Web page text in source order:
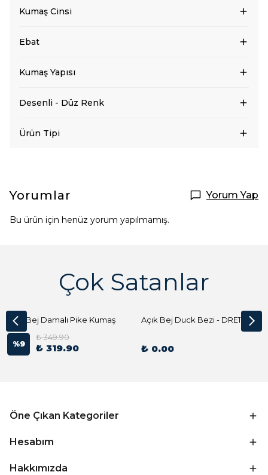
Kumaş Cinsi
Ebat
Kumaş Yapısı
Desenli - Düz Renk
Ürün Tipi
Yorumlar Yorum Yap
Bu ürün için henüz yorum yapılmamış.
Çok Satanlar
Açık Bej Damalı Pike Kumaş
%9
₺ 349.90
₺ 319.90
Açık Bej Duck Bezi - DRE1144 Kumaş Peçete
₺ 0.00
Öne Çıkan Kategoriler
Hesabım
Hakkımızda